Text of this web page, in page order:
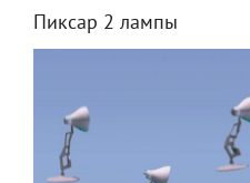
Пиксар 2 лампы